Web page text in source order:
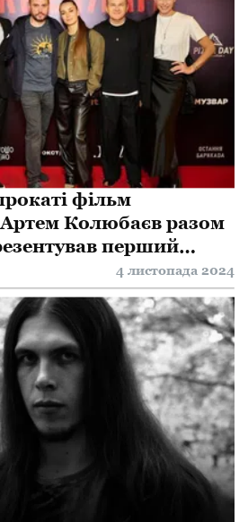
фільм
Колюбаєв разом
перший
про радянську
4 листопада 2024